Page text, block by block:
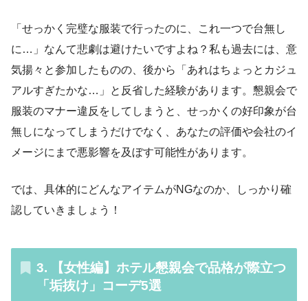
「せっかく完璧な服装で行ったのに、これ一つで台無し
に…」なんて悲劇は避けたいですよね？私も過去には、意
気揚々と参加したものの、後から「あれはちょっとカジュ
アルすぎたかな…」と反省した経験があります。懇親会で
服装のマナー違反をしてしまうと、せっかくの好印象が台
無しになってしまうだけでなく、あなたの評価や会社のイ
メージにまで悪影響を及ぼす可能性があります。
では、具体的にどんなアイテムがNGなのか、しっかり確
認していきましょう！
3. 【女性編】ホテル懇親会で品格が際立つ
「垢抜け」コーデ5選